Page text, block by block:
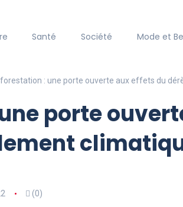
Santé Société Mode et
: une porte ouverte aux effets du
porte
(0)